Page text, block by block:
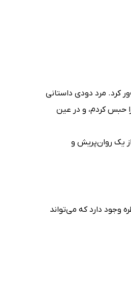
کرد. مرد دودی داستانی
حبس کردم، و در عین
یک روان‌پریش و
وجود دارد که می‌تواند